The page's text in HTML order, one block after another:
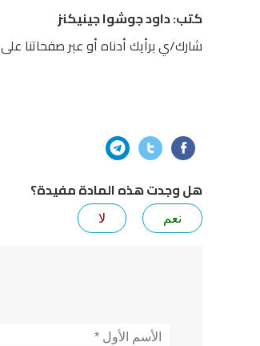
كتب:داودجوشوا جينيكنز
شارك/ي برأيك أدناه أو عبر صفحاتنا على
هل وجدت هذه المادة مفيدة؟
نعم لا
الأسم*